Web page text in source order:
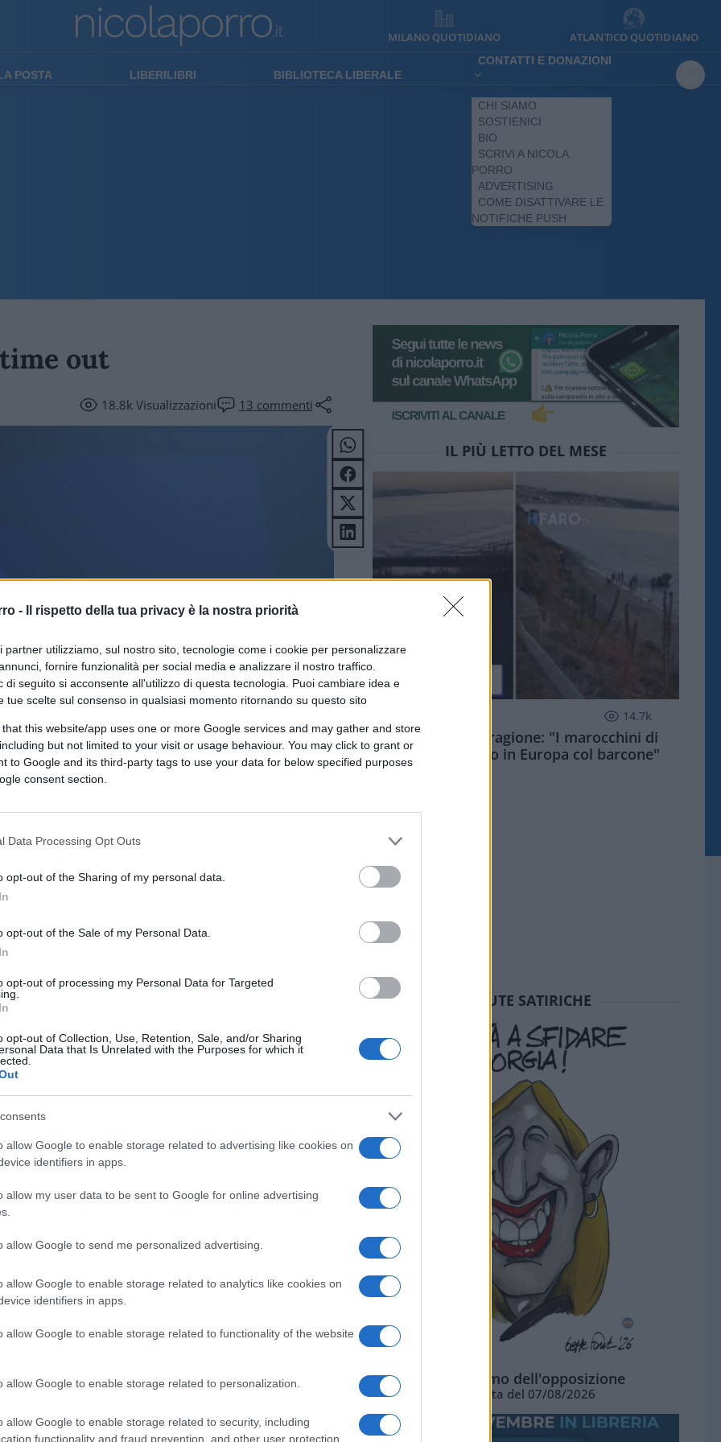
- Il rispetto della tua privacy è la nostra priorità
partner utilizziamo, sul nostro sito, tecnologie come i cookie per personalizzare
fornire funzionalità per social media e analizzare il nostro traffico.
di seguito si acconsente all'utilizzo di questa tecnologia. Puoi cambiare idea e
tue scelte sul consenso in qualsiasi momento ritornando su questo sito
that this website/app uses one or more Google services and may gather and store
but not limited to your visit or usage behaviour. You may click to grant or
to Google and its third-party tags to use your data for below specified purposes
consent section.
Data Processing Opt Outs
opt-out of the Sharing of my personal data.
opt-out of the Sale of my Personal Data.
opt-out of processing my Personal Data for Targeted
opt-out of Collection, Use, Retention, Sale, and/or Sharing
Data that Is Unrelated with the Purposes for which it
allow Google to enable storage related to advertising like cookies on
identifiers in apps.
allow my user data to be sent to Google for online advertising
allow Google to send me personalized advertising.
allow Google to enable storage related to analytics like cookies on
identifiers in apps.
allow Google to enable storage related to functionality of the website
allow Google to enable storage related to personalization.
allow Google to enable storage related to security, including
functionality and fraud prevention, and other user protection.
MILANO QUOTIDIANO ATLANTICO QUOTIDIANO
POSTA LIBERILIBRI BIBLIOTECA LIBERALE
CONTATTI E DONAZIONI
CHI SIAMO
SOSTIENICI
BIO
SCRIVI A NICOLA
PORRO
ADVERTISING
COME DISATTIVARE LE
NOTIFICHE PUSH
out
18.8kVisualizzazioni 13 commenti
sono destinati a incrociarsi proposte e
quattro questioni che toccano da
pensioni, riforma degli
lavoro. Su ciascuno di questi temi si
a volte persino le proposte con tanto di
ha titolo per farle. Ma a due mesi
(la Legge di Bilancio deve essere
proporlo (imporlo) se non super Mario.
non sa se ci andrà
potrebbe trovarsi escluso
aspira a un lavoro vorrebbe avere la
efficienti, oppure ha bisogno della
del sussidio (cassa integrazione, Naspi o
cruciali per milioni di italiani, si
cifre che non si possono nemmeno
a 90.La quota 102 non è traducibile
anticipata a 63 anni ma solo con
addirittura ha proposto di agganciare la
neonati. E si tratta di “autorevoli”
– e ci mancherebbe – a dire la
istituzionale), alla quale si aggiungono
IL PIÙ LETTO DEL MESE
14.7k
Meloni aveva ragione: "I marocchini di
Ceuta sbarcano in Europa col barcone"
SEDUTE SATIRICHE
L'ottimismo dell'opposizione
Vignetta del 07/08/2026